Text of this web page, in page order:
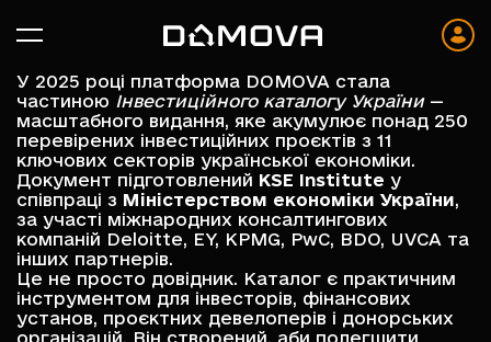
У 2025 році платформа DOMOVA стала
частиною Інвестиційного каталогу України—
масштабного видання, яке акумулює понад 250
перевірених інвестиційних проєктів з 11
ключових секторів української економіки.
Документ підготовлений KSE Institute у
співпраці з Міністерством економіки України,
за участі міжнародних консалтингових
компаній Deloitte, EY, KPMG, PwC, BDO, UVCA та
інших партнерів.
Це не просто довідник. Каталог є практичним
інструментом для інвесторів, фінансових
установ, проєктних девелоперів і донорських
організацій. Він створений, аби полегшити